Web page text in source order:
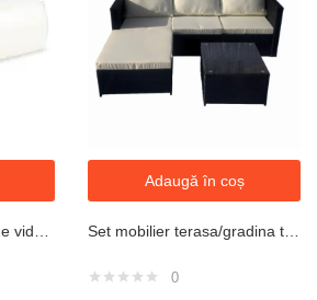
Adaugă în coș
0